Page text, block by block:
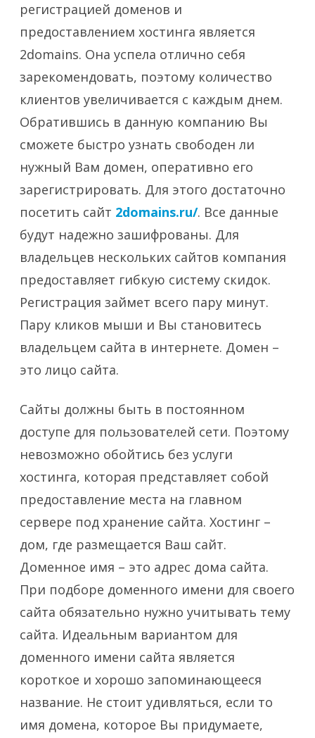
регистрацией доменов и
предоставлением хостинга является
2domains. Она успела отлично себя
зарекомендовать, поэтому количество
клиентов увеличивается с каждым днем.
Обратившись в данную компанию Вы
сможете быстро узнать свободен ли
нужный Вам домен, оперативно его
зарегистрировать. Для этого достаточно
посетить сайт 2domains.ru/. Все данные
будут надежно зашифрованы. Для
владельцев нескольких сайтов компания
предоставляет гибкую систему скидок.
Регистрация займет всего пару минут.
Пару кликов мыши и Вы становитесь
владельцем сайта в интернете. Домен –
это лицо сайта.
Сайты должны быть в постоянном
доступе для пользователей сети. Поэтому
невозможно обойтись без услуги
хостинга, которая представляет собой
предоставление места на главном
сервере под хранение сайта. Хостинг –
дом, где размещается Ваш сайт.
Доменное имя – это адрес дома сайта.
При подборе доменного имени для своего
сайта обязательно нужно учитывать тему
сайта. Идеальным вариантом для
доменного имени сайта является
короткое и хорошо запоминающееся
название. Не стоит удивляться, если то
имя домена, которое Вы придумаете,